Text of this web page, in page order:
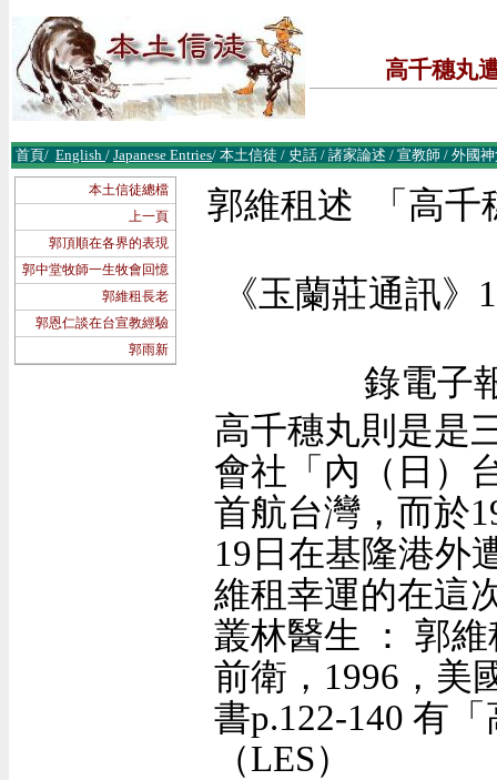
高千穗丸
首頁/ English / Japanese Entries/ 本土信徒 / 史話 / 諸家論述 / 宣教師 / 外國
本土信徒總檔
上一頁
郭頂順在各界的表現
郭中堂牧師一生牧會回憶
郭維租長老
郭恩仁談在台宣教經驗
郭雨新
郭維租述 「高
《玉蘭莊通訊》
錄電子
高千穗丸則是是
會社「內 （ 日 ）
首航台灣，而於
19 日在基隆港外
維租幸運的在這
叢林醫生 ： 郭
前衛， 1996 ，美
書p.122-140 有「
（LES）